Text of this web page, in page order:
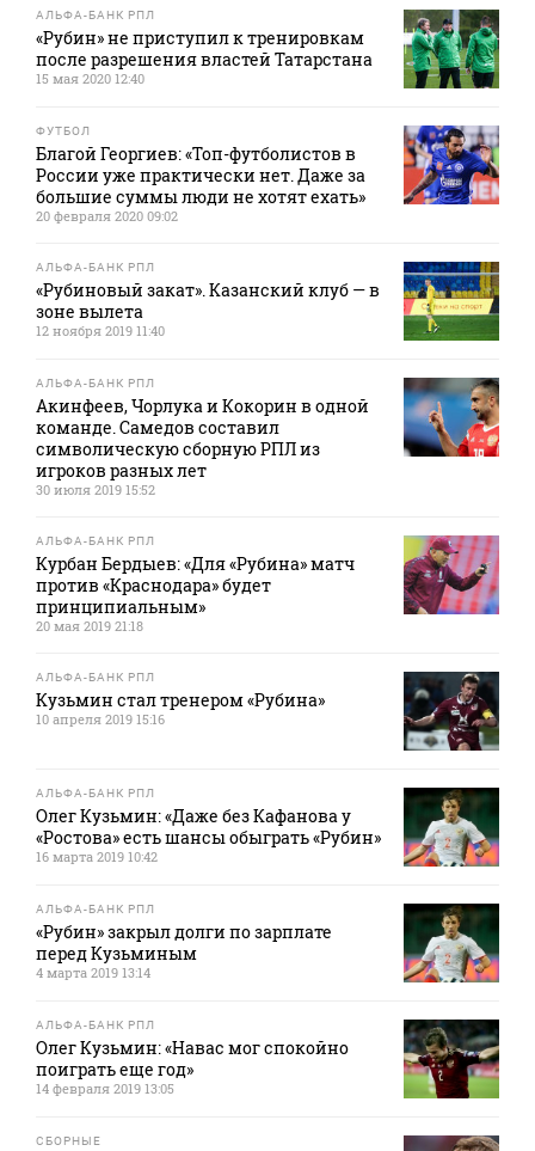
АЛЬФА-БАНК РПЛ
«Рубин» не приступил к тренировкам
после разрешения властей Татарстана
15 мая 2020 12:40
ФУТБОЛ
Благой Георгиев: «Топ-футболистов в
России уже практически нет. Даже за
большие суммы люди не хотят ехать»
20 февраля 2020 09:02
АЛЬФА-БАНК РПЛ
«Рубиновый закат». Казанский клуб — в
зоне вылета
12 ноября 2019 11:40
АЛЬФА-БАНК РПЛ
Акинфеев, Чорлука и Кокорин в одной
команде. Самедов составил
символическую сборную РПЛ из
игроков разных лет
30 июля 2019 15:52
АЛЬФА-БАНК РПЛ
Курбан Бердыев: «Для «Рубина» матч
против «Краснодара» будет
принципиальным»
20 мая 2019 21:18
АЛЬФА-БАНК РПЛ
Кузьмин стал тренером «Рубина»
10 апреля 2019 15:16
АЛЬФА-БАНК РПЛ
Олег Кузьмин: «Даже без Кафанова у
«Ростова» есть шансы обыграть «Рубин»
16 марта 2019 10:42
АЛЬФА-БАНК РПЛ
«Рубин» закрыл долги по зарплате
перед Кузьминым
4 марта 2019 13:14
АЛЬФА-БАНК РПЛ
Олег Кузьмин: «Навас мог спокойно
поиграть еще год»
14 февраля 2019 13:05
СБОРНЫЕ